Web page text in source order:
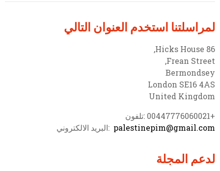
لمراسلتنا استخدم العنوان التالي
86 Hicks House,
Frean Street,
Bermondsey
London SE16 4AS
United Kingdom
+00447776060021 :تلفون
palestinepim@gmail.com :البريد الالكتروني
لدعم المجلة